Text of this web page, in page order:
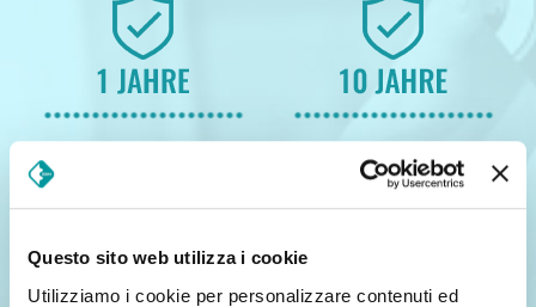
Questo sito web utilizza i cookie
Utilizziamo i cookie per personalizzare contenuti ed
Garantie auf die Struktur
SINKEV-B Edelstahl